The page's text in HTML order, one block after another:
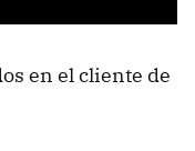
en el cliente de